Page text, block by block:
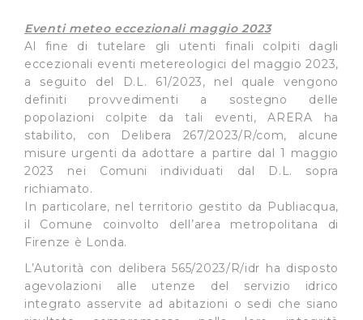
sopra indicate.
Cliccando su "Personalizza" l’Utente può gestire
direttamente le proprie preferenze selezionando i
singoli cookie desiderati e le terze parti destinatarie
della condivisione di informazioni sopra indicata.
Cliccando su "Rifiuta" o sulla "X" posizionata in alto a
destra in questo banner l’Utente rifiuta tutti i cookie con
la sola eccezione dei cookie tecnici. La chiusura del
presente banner comporta il permanere delle
impostazioni di default e dunque la continuazione della
navigazione in assenza di cookie o altri sistemi di
tracciamento ad esclusione di quelli tecnici
indispensabili per una corretta visualizzazione della
Eventi meteo eccezionali maggio 2023
Al fine di tutelare gli utenti finali colpiti dagli
eccezionali eventi metereologici del maggio 2023,
a seguito del D.L. 61/2023, nel quale vengono
definiti provvedimenti a sostegno delle
popolazioni colpite da tali eventi, ARERA ha
stabilito, con Delibera 267/2023/R/com, alcune
misure urgenti da adottare a partire dal 1 maggio
2023 nei Comuni individuati dal D.L. sopra
richiamato.
In particolare, nel territorio gestito da Publiacqua,
il Comune coinvolto dell’area metropolitana di
Firenze è Londa.
L’Autorità con delibera 565/2023/R/idr ha disposto
agevolazioni alle utenze del servizio idrico
integrato asservite ad abitazioni o sedi che siano